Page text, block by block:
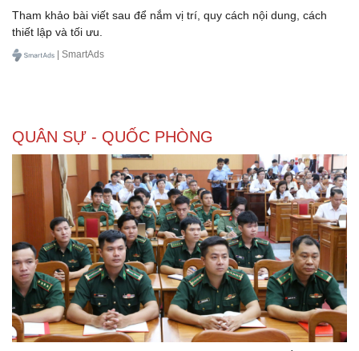
Tham khảo bài viết sau để nắm vị trí, quy cách nội dung, cách
thiết lập và tối ưu.
| SmartAds
QUÂN SỰ - QUỐC PHÒNG